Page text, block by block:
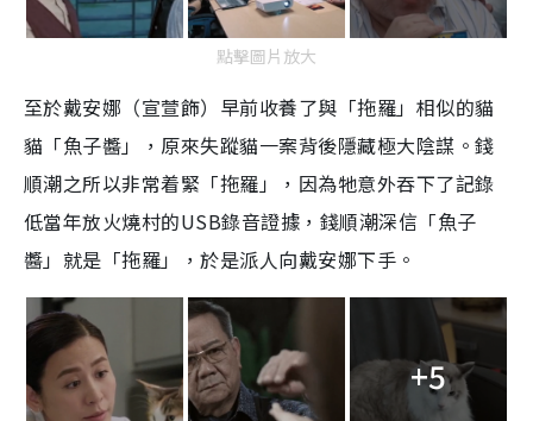
點擊圖片放大
至於戴安娜（宣萱飾）早前收養了與「拖羅」相似的貓
貓「魚子醬」，原來失蹤貓一案背後隱藏極大陰謀。錢
順潮之所以非常着緊「拖羅」，因為牠意外吞下了記錄
低當年放火燒村的USB錄音證據，錢順潮深信「魚子
醬」就是「拖羅」，於是派人向戴安娜下手。
+5